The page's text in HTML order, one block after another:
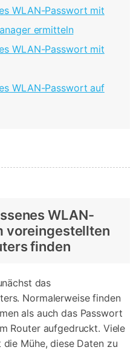
WLAN-Passwort mit
ermitteln
WLAN-Passwort mit
WLAN-Passwort auf
WLAN-
voreingestellten
finden
das
Normalerweise finden
als auch das Passwort
Router aufgedruckt. Viele
Mühe, diese Daten zu